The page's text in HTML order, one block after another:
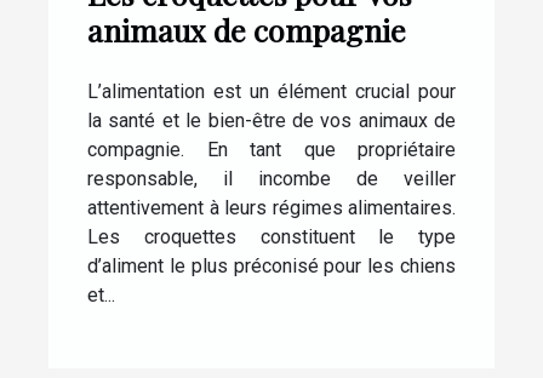
animaux de compagnie
L’alimentation est un élément crucial pour
la santé et le bien-être de vos animaux de
compagnie. En tant que propriétaire
responsable, il incombe de veiller
attentivement à leurs régimes alimentaires.
Les croquettes constituent le type
d’aliment le plus préconisé pour les chiens
et...